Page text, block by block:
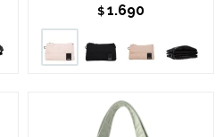
$ 1.690